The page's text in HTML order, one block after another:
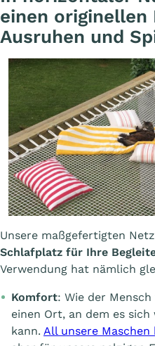
einen originellen
Ausruhen und
Unsere maßgefertigten
Schlafplatz für Ihre
Verwendung hat nämlich
Komfort: Wie der
einen Ort, an dem es
kann. All unsere